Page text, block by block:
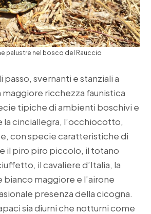
palustre nel bosco del Rauccio
passo, svernanti e stanziali a
ricchezza faunistica
tipiche di ambienti boschivi e
la cinciallegra, l’occhiocotto,
con specie caratteristiche di
il piro piro piccolo, il totano
il cavaliere d’Italia, la
bianco maggiore e l’airone
presenza della cicogna.
sia diurni che notturni come